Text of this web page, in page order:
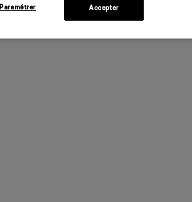
Paramétrer Accepter